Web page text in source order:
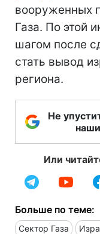
вооруженных
Газа. По этой
шагом после
стать вывод
региона.
Не
Или
Больше по теме:
Сектор Газа